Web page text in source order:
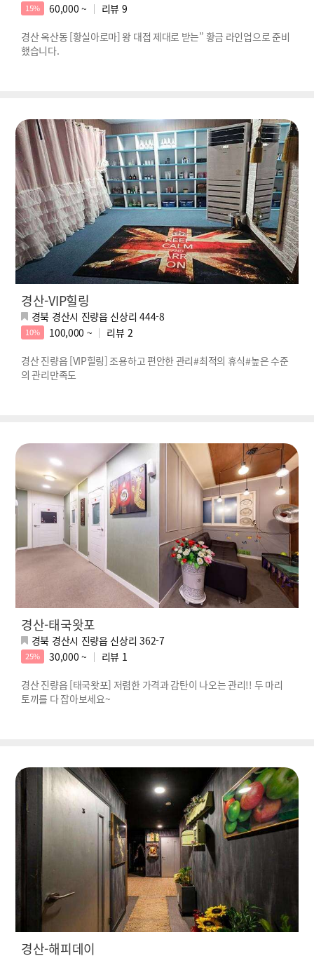
15% 60,000 ~ 리뷰 9
경산 옥산동 [황실아로마] 왕 대접 제대로 받는” 황금 라인업으로 준비
했습니다.
경산-VIP힐링
경북 경산시 진량읍 신상리 444-8
10% 100,000 ~ 리뷰 2
경산 진량읍 [VIP힐링] 조용하고 편안한 관리#최적의 휴식#높은 수준
의 관리만족도
경산-태국왓포
경북 경산시 진량읍 신상리 362-7
25% 30,000 ~ 리뷰 1
경산 진량읍 [태국왓포] 저렴한 가격과 감탄이 나오는 관리!! 두 마리
토끼를 다 잡아보세요~
경산-해피데이